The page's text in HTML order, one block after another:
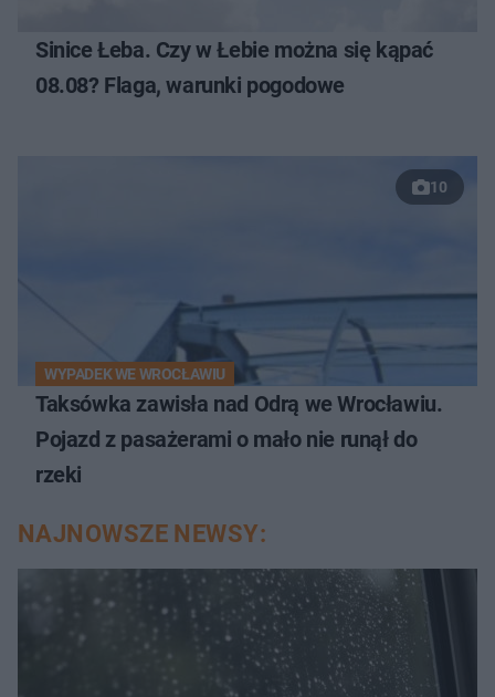
Sinice Łeba. Czy w Łebie można się kąpać
08.08? Flaga, warunki pogodowe
10
WYPADEK WE WROCŁAWIU
Taksówka zawisła nad Odrą we Wrocławiu.
Pojazd z pasażerami o mało nie runął do
rzeki
NAJNOWSZE NEWSY: